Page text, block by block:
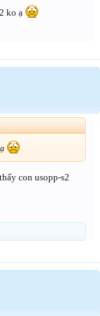
ko ạ
con usopp-s2